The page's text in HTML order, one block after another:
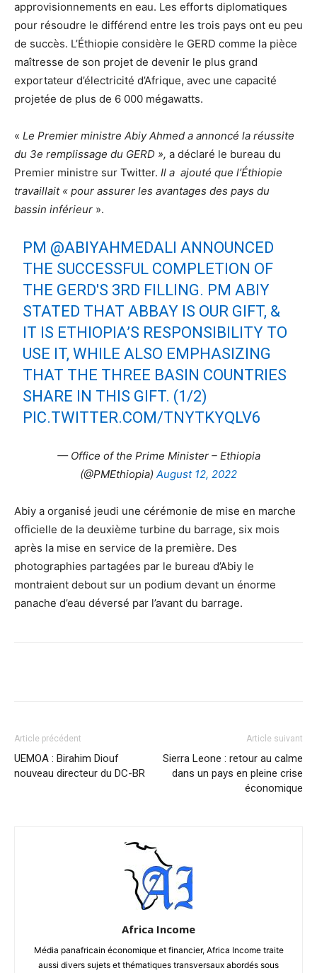
approvisionnements en eau. Les efforts diplomatiques
pour résoudre le différend entre les trois pays ont eu peu
de succès. L’Éthiopie considère le GERD comme la pièce
maîtresse de son projet de devenir le plus grand
exportateur d’électricité d’Afrique, avec une capacité
projetée de plus de 6 000 mégawatts.
« Le Premier ministre Abiy Ahmed a annoncé la réussite
du 3e remplissage du GERD », a déclaré le bureau du
Premier ministre sur Twitter. Il a ajouté que l’Éthiopie
travaillait « pour assurer les avantages des pays du
bassin inférieur ».
PM @ABIYAHMEDALI ANNOUNCED
THE SUCCESSFUL COMPLETION OF
THE GERD'S 3RD FILLING. PM ABIY
STATED THAT ABBAY IS OUR GIFT, &
IT IS ETHIOPIA’S RESPONSIBILITY TO
USE IT, WHILE ALSO EMPHASIZING
THAT THE THREE BASIN COUNTRIES
SHARE IN THIS GIFT. (1/2)
PIC.TWITTER.COM/TNYTKYQLV6
— Office of the Prime Minister – Ethiopia
(@PMEthiopia) August 12, 2022
Abiy a organisé jeudi une cérémonie de mise en marche
officielle de la deuxième turbine du barrage, six mois
après la mise en service de la première. Des
photographies partagées par le bureau d’Abiy le
montraient debout sur un podium devant un énorme
panache d’eau déversé par l’avant du barrage.
Article précédent
UEMOA : Birahim Diouf
nouveau directeur du DC-BR
Article suivant
Sierra Leone : retour au calme
dans un pays en pleine crise
économique
Africa Income
Média panafricain économique et financier, Africa Income traite
aussi divers sujets et thématiques transversaux abordés sous